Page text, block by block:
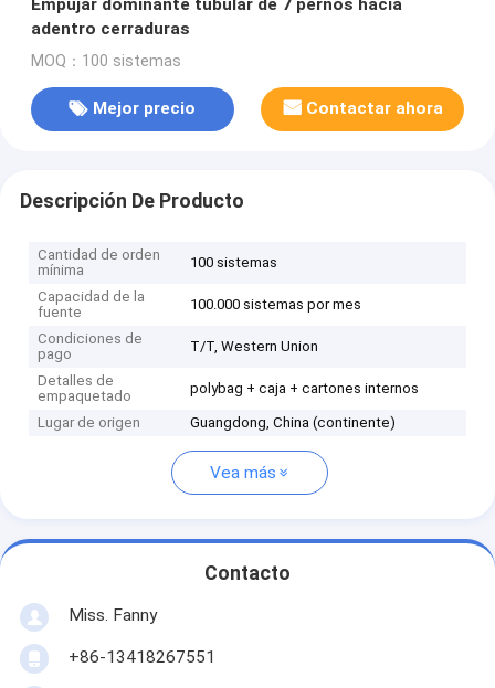
Empujar dominante tubular de 7 pernos hacia
adentro cerraduras
MOQ：100 sistemas
Mejor precio Contactar ahora
Descripción De Producto
Cantidad de orden
mínima
100 sistemas
Capacidad de la
fuente
100.000 sistemas por mes
Condiciones de
pago
T/T, Western Union
Detalles de
empaquetado
polybag + caja + cartones internos
Lugar de origen Guangdong, China (continente)
Vea más
Contacto
Miss. Fanny
+86-13418267551